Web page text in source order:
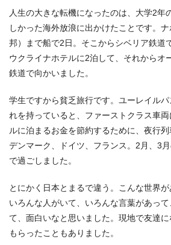
人生の大きな転機になったのは、大学2年
しかった海外放浪に出かけたことです。
邦）まで船で2日。そこからシベリア鉄道
ウクライナホテルに2泊して、それからオ
鉄道で向かいました。
学生ですから貧乏旅行です。ユーレイル
れを持っていると、ファーストクラス車
ルに泊まるお金を節約するために、夜行列
デンマーク、ドイツ、フランス。2月、3
で過ごしました。
とにかく日本とまるで違う。こんな世界が
いろんな人がいて、いろんな言葉があっ
て、面白いなと思いました。現地で友達
もらったこともありました。